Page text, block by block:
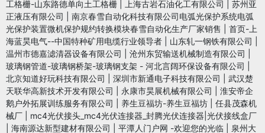
工格栅-山东路德单向土工格栅
上海古岩石油化工有限公司
苏州亚
正液压有限公司
南京春雪自动化科技有限公司电弧光保护系统电弧
光保护装置微机保护规约转换模块春雪自动化生产厂家销售
首页-上
海蓝昊电气--中国特种矿用电缆行业领导者
山东轧一钢铁有限公司
温州市德嘉滤清器设备有限公司
沧州东贸输送机械制造有限公司
玻璃钢管道-玻璃钢桥架-玻璃钢支架 - 河北言阔环保设备有限公司
北京知道好玩科技有限公司
深圳市新通电子科技有限公司
武汉楚
天联华高新技术开发有限公司
永康市昊展机械有限公司
淮安帝企
鹅户外拓展训练服务有限公司
养生豆福坊-养生豆福坊
任县茂森机
械厂
mc4光伏接头_mc4光伏连接器_封腾光伏连接器|光伏接线盒厂
海南源达新型建材有限公司 平潭人门户网 -欢迎您的光临
泉州大